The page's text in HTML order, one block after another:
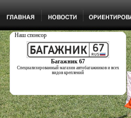
Наш спонсор
Багажник 67
Специализированный магазин автобагажников и всех
видов креплений